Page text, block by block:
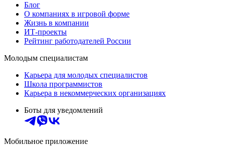
Блог
О компаниях в игровой форме
Жизнь в компании
ИТ-проекты
Рейтинг работодателей России
Молодым специалистам
Карьера для молодых специалистов
Школа программистов
Карьера в некоммерческих организациях
Боты для уведомлений
Мобильное приложение